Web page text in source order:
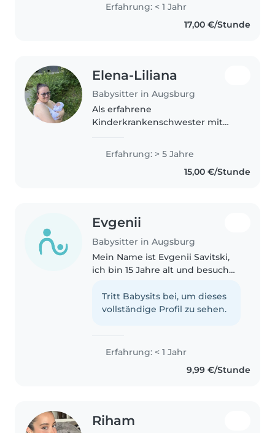
umgehen.
Erfahrung: < 1 Jahr
17,00 €/Stunde
Elena-Liliana
Babysitter in Augsburg
Als erfahrene
Kinderkrankenschwester mit
biete ich liebevolle Betreuung
für dein Baby. Ich spreche
Deutsch, Englisch und
Erfahrung: > 5 Jahre
15,00 €/Stunde
Evgenii
Babysitter in Augsburg
Mein Name ist Evgenii Savitski,
ich bin 15 Jahre alt und besuche
Ich würde von mir selber sagen,
dass ich relativ sportlich bin, da
Tritt Babysits bei, um dieses
vollständige Profil zu sehen.
Erfahrung: < 1 Jahr
9,99 €/Stunde
Riham